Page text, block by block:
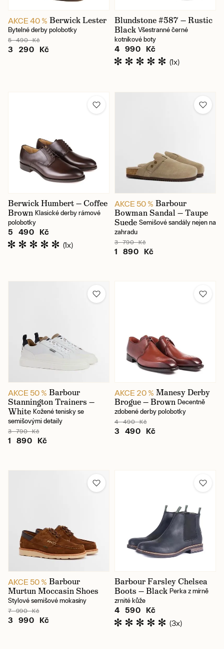
AKCE 40 % Berwick Lester
Bytelné derby polobotky
5 490 Kč
3 290 Kč
Blundstone #587 — Rustic
Black Všestranné černé
kotníkové boty
4 990 Kč
(1x)
Berwick Humbert — Coffee
Brown Klasické derby rámové
polobotky
5 490 Kč
(1x)
AKCE 50 % Barbour
Bowman Sandal — Taupe
Suede Semišové sandály nejen na
zahradu
3 790 Kč
1 890 Kč
AKCE 50 % Barbour
Stannington Trainers —
White Kožené tenisky se
semišovými detaily
3 790 Kč
1 890 Kč
AKCE 20 % Manesy Derby
Brogue — Brown Decentně
zdobené derby polobotky
4 490 Kč
3 490 Kč
AKCE 50 % Barbour
Murtun Moccasin Shoes
Stylové semišové mokasíny
7 990 Kč
3 990 Kč
Barbour Farsley Chelsea
Boots — Black Perka z mírně
zrnité kůže
4 590 Kč
(3x)